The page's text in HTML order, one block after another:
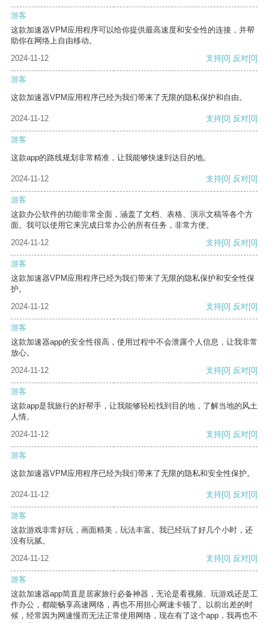
游客
这款加速器VPM应用程序可以给你提供最高速度和安全性的连接，并帮
助你在网络上自由移动。
2024-11-12
支持[0] 反对[0]
游客
这款加速器VPM应用程序已经为我们带来了无限的隐私保护和自由。
2024-11-12 支持[0] 反对[0]
游客
这款app的路线规划非常精准，让我能够快速到达目的地。
2024-11-12 支持[0] 反对[0]
游客
这款办公软件的功能非常全面，涵盖了文档、表格、演示文稿等各个方
面。我可以使用它来完成日常办公的所有任务，非常方便。
2024-11-12
支持[0] 反对[0]
游客
这款加速器VPM应用程序已经为我们带来了无限的隐私保护和安全性保
护。
2024-11-12
支持[0] 反对[0]
游客
这款加速器app的安全性很高，使用过程中不会泄露个人信息，让我非常
放心。
2024-11-12
支持[0] 反对[0]
游客
这款app是我旅行的好帮手，让我能够轻松找到目的地，了解当地的风土
人情。
2024-11-12
支持[0] 反对[0]
游客
这款加速器VPM应用程序已经为我们带来了无限的隐私和安全性保护。
2024-11-12 支持[0] 反对[0]
游客
这款游戏非常好玩，画面精美，玩法丰富。我已经玩了好几个小时，还
没有玩腻。
2024-11-12
支持[0] 反对[0]
游客
这款加速器app简直是居家旅行必备神器，无论是看视频、玩游戏还是工
作办公，都能畅享高速网络，再也不用担心网速卡顿了。以前出差的时
候，经常因为网速慢而无法正常使用网络，现在有了这个app，我再也不